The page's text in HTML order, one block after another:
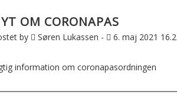
OM CORONAPAS
by Søren Lukassen - 6. maj 2021
information om coronapasordningen